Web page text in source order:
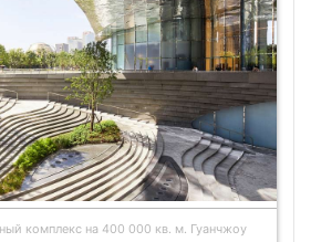
комплекс на 400 000 кв. м. Гуанчжоу